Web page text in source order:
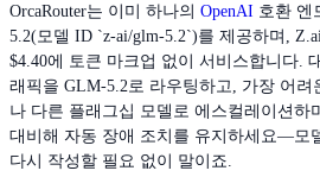
OrcaRouter는 이미 하나의 OpenAI 호환 엔
5.2(모델 ID `z-ai/glm-5.2`)를 제공하며,
$4.40에 토큰 마크업 없이 서비스합니다.
래픽을 GLM-5.2로 라우팅하고, 가장 어려
나 다른 플래그십 모델로 에스컬레이션하
대비해 자동 장애 조치를 유지하세요—모
다시 작성할 필요 없이 말이죠.